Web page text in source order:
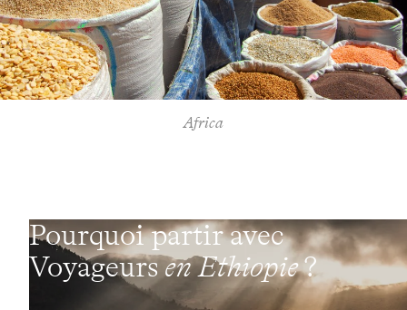
Africa
Pourquoi partir avec
Voyageursen Ethiopie?